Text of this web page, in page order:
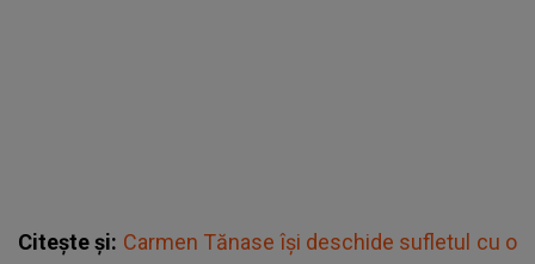
Citește și: Carmen Tănase își deschide sufletul cu o